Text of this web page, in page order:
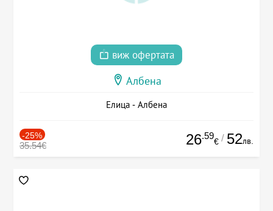
виж офертата
Албена
Елица - Албена
-25%
35.54€ 26.59
€ / 52лв.